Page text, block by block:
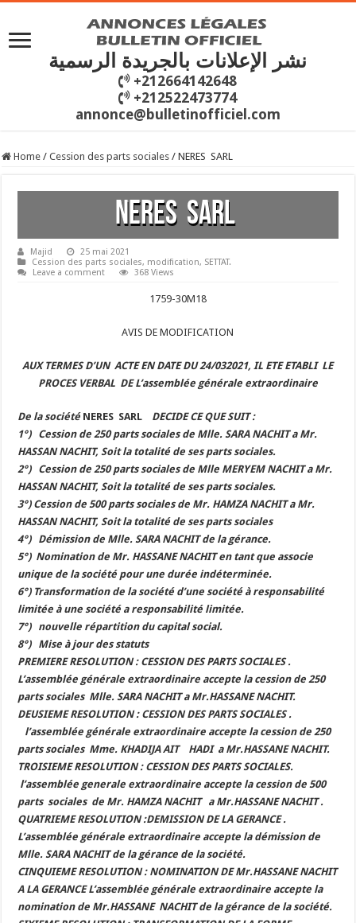
نشر الإعلانات بالجريدة الرسمية
+212664142648
+212522473774
annonce@bulletinofficiel.com
Home / Cession des parts sociales / NERES SARL
NERES SARL
Majid
25 mai 2021
Cession des parts sociales, modification, SETTAT.
Leave a comment
368 Views
1759-30M18
AVIS DE MODIFICATION
AUX TERMES D’UN ACTE EN DATE DU 24/032021, IL ETE ETABLI LE
PROCES VERBAL DE L’assemblée générale extraordinaire
De la société NERES SARL
DECIDE CE QUE SUIT :
1°) Cession de 250 parts sociales de Mlle. SARA NACHIT a Mr.
HASSAN NACHIT, Soit la totalité de ses parts sociales.
2°) Cession de 250 parts sociales de Mlle MERYEM NACHIT a Mr.
HASSAN NACHIT, Soit la totalité de ses parts sociales.
3°) Cession de 500 parts sociales de Mr. HAMZA NACHIT a Mr.
HASSAN NACHIT, Soit la totalité de ses parts sociales
4°) Démission de Mlle. SARA NACHIT de la gérance.
5°) Nomination de Mr. HASSANE NACHIT en tant que associe
unique de la société pour une durée indéterminée.
6°) Transformation de la société d’une société à responsabilité
limitée à une société a responsabilité limitée.
7°) nouvelle répartition du capital social.
8°) Mise à jour des statuts
PREMIERE RESOLUTION : CESSION DES PARTS SOCIALES .
L’assemblée générale extraordinaire accepte la cession de 250
parts sociales Mlle. SARA NACHIT a Mr.HASSANE NACHIT.
DEUSIEME RESOLUTION : CESSION DES PARTS SOCIALES .
l’assemblée générale extraordinaire accepte la cession de 250
parts sociales Mme. KHADIJA AIT HADI a Mr.HASSANE NACHIT.
TROISIEME RESOLUTION : CESSION DES PARTS SOCIALES.
l’assemblée generale extraordinaire accepte la cession de 500
parts sociales de Mr. HAMZA NACHIT a Mr.HASSANE NACHIT .
QUATRIEME RESOLUTION :DEMISSION DE LA GERANCE .
L’assemblée générale extraordinaire accepte la démission de
Mlle. SARA NACHIT de la gérance de la société.
CINQUIEME RESOLUTION : NOMINATION DE Mr.HASSANE NACHIT
A LA GERANCE L’assemblée générale extraordinaire accepte la
nomination de Mr.HASSANE NACHIT de la gérance de la société.